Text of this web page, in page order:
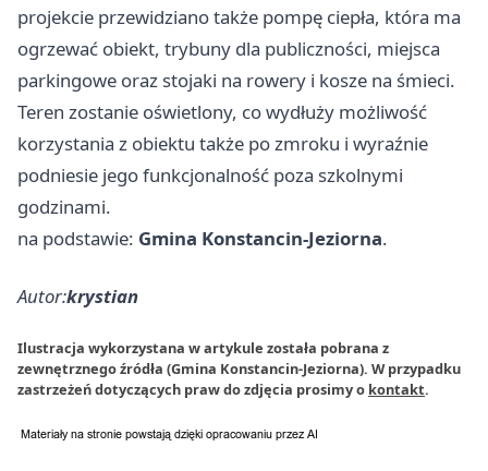
projekcie przewidziano także pompę ciepła, która ma
ogrzewać obiekt, trybuny dla publiczności, miejsca
parkingowe oraz stojaki na rowery i kosze na śmieci.
Teren zostanie oświetlony, co wydłuży możliwość
korzystania z obiektu także po zmroku i wyraźnie
podniesie jego funkcjonalność poza szkolnymi
godzinami.
na podstawie: Gmina Konstancin-Jeziorna.
Autor:krystian
Ilustracja wykorzystana w artykule została pobrana z
zewnętrznego źródła (Gmina Konstancin-Jeziorna). W przypadku
zastrzeżeń dotyczących praw do zdjęcia prosimy o kontakt.